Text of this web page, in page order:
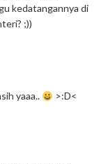
kedatangannya di
;))
yaaa.. >:D<